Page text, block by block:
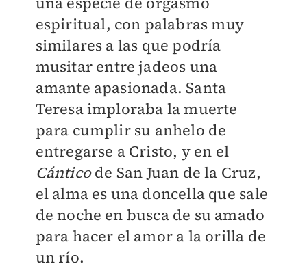
espiritual, con palabras muy
similares a las que podría
musitar entre jadeos una
amante apasionada. Santa
Teresa imploraba la muerte
para cumplir su anhelo de
entregarse a Cristo, y en el
Cánticode San Juan de la Cruz,
el alma es una doncella que sale
de noche en busca de su amado
para hacer el amor a la orilla de
un río.